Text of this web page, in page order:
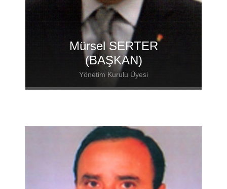
Mürsel SERTER
(BAŞKAN)
Yönetim Kurulu Üyesi
Firma Adı: Sertplast Oto Yan San. Tic.
Aş.